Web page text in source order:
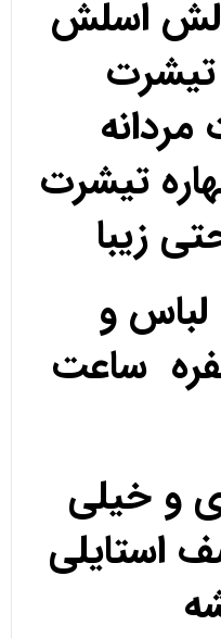
لش اسلش
تیشرت
تیشرت
زیبا
و
ساعت
و خیلی